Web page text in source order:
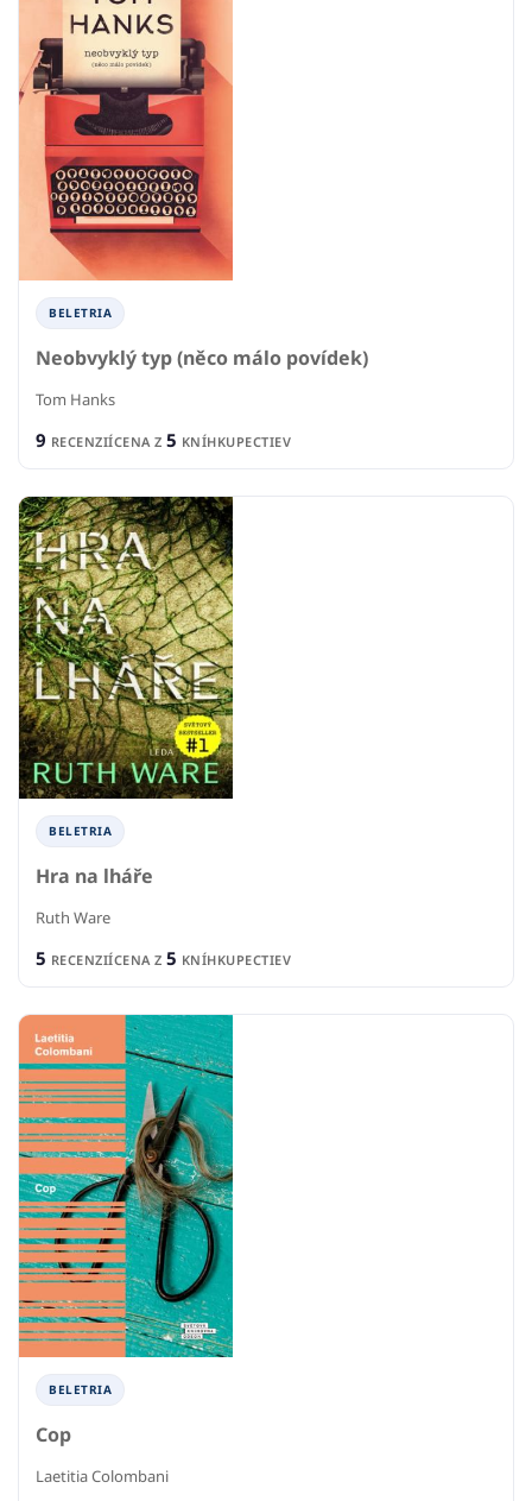
BELETRIA
Neobvyklý typ (něco málo povídek)
Tom Hanks
9 RECENZIÍCENA Z 5 KNÍHKUPECTIEV
BELETRIA
Hra na lháře
Ruth Ware
5 RECENZIÍCENA Z 5 KNÍHKUPECTIEV
BELETRIA
Cop
Laetitia Colombani